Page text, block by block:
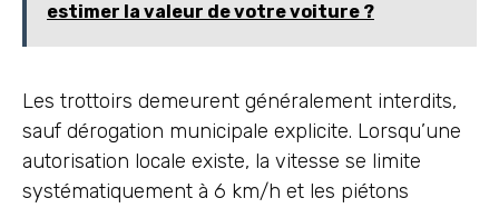
estimer la valeur de votre voiture ?
Les trottoirs demeurent généralement interdits,
sauf dérogation municipale explicite. Lorsqu’une
autorisation locale existe, la vitesse se limite
systématiquement à 6 km/h et les piétons